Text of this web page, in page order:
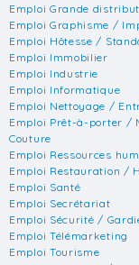
Emploi Grande
Emploi Graphisme /
Emploi Hôtesse /
Emploi Immobilier
Emploi Industrie
Emploi Informatique
Emploi Nettoyage /
Emploi Prêt-à-porter /
Couture
Emploi Ressources
Emploi Restauration /
Emploi Santé
Emploi Secrétariat
Emploi Sécurité /
Emploi Télémarketing
Emploi Tourisme